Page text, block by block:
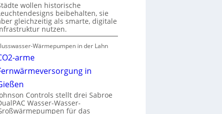
wollen historische
beibehalten, sie
gleichzeitig als smarte, digitale
nutzen.
Wärmepumpen in der Lahn
arme
in
Controls stellt drei Sabroe
Wasser-Wasser-
für das